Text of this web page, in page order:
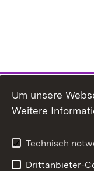
Um unsere
Weitere
Technisch
Drittanbieter-